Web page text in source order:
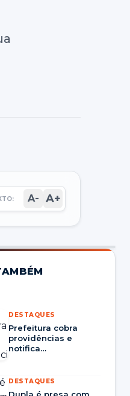
A- A+
DESTAQUES
Prefeitura cobra
providências e
notifica
serviços em Santa
Maria
DESTAQUES